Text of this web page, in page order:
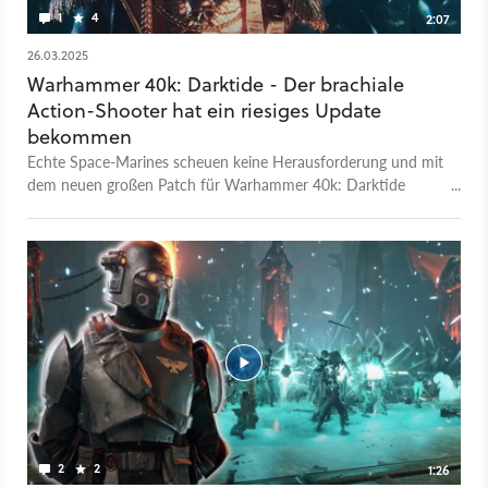
1 4
2:07
26.03.2025
Warhammer 40k: Darktide - Der brachiale
Action-Shooter hat ein riesiges Update
bekommen
Echte Space-Marines scheuen keine Herausforderung und mit
dem neuen großen Patch für Warhammer 40k: Darktide
Menge Überarbeitungen an der Spielbalance und Bug-Fixes
natürlich eine Raumschiffladung neuer Inhalte – komplett
gratis. Am wichtigsten sind hier die sogenannten Mortis Trials,
in denen ihr gegen Wellen an Feinden antreten müsst. Um das
zu überleben, könnt ihr eure Streiter vorher aber noch
ordentlich aufpumpen und damit noch übermenschlichere
Leistungen vollbringen als ohnehin schon. Zusätzlich gibt es
eine neue Missions-Rotation, neue Mutatoren und ein neues
Ingame-Event. Die vollständigen Patch Notes gibt es auf der
offiziellen Webseite.
2 2
1:26